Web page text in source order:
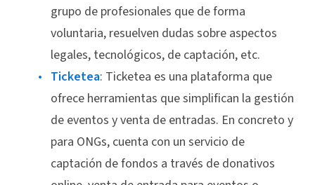
grupo de profesionales que de forma
voluntaria, resuelven dudas sobre aspectos
legales, tecnológicos, de captación, etc.
Ticketea: Ticketea es una plataforma que
ofrece herramientas que simplifican la gestión
de eventos y venta de entradas. En concreto y
para ONGs, cuenta con un servicio de
captación de fondos a través de donativos